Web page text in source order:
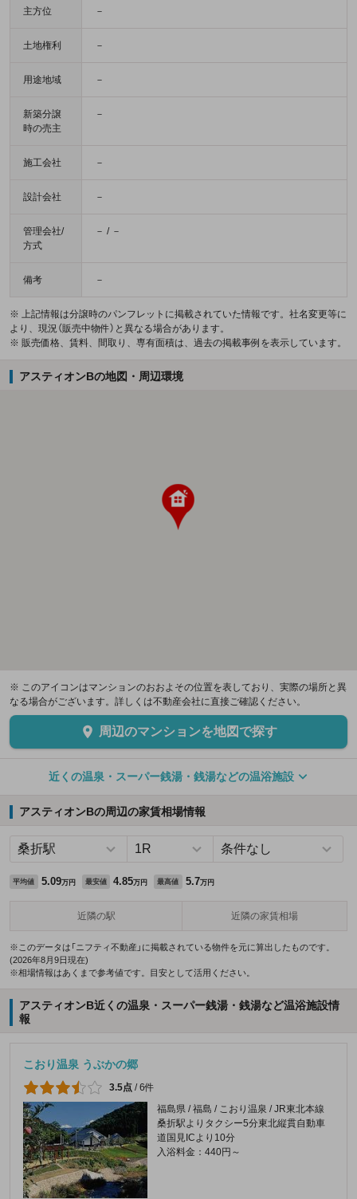
主方位 －
土地権利 －
用途地域 －
新築分譲
時の売主
－
施工会社 －
設計会社 －
管理会社/
方式
－ / －
備考 －
※ 上記情報は分譲時のパンフレットに掲載されていた情報です。社名変更等に
より、現況（販売中物件）と異なる場合があります。
※ 販売価格、賃料、間取り、専有面積は、過去の掲載事例を表示しています。
アスティオンBの地図・周辺環境
※ このアイコンはマンションのおおよその位置を表しており、実際の場所と異
なる場合がございます。詳しくは不動産会社に直接ご確認ください。
周辺のマンションを地図で探す
近くの温泉・スーパー銭湯・銭湯などの温浴施設
アスティオンBの周辺の家賃相場情報
平均値 5.09万円 最安値 4.85万円 最高値 5.7万円
近隣の駅 近隣の家賃相場
※このデータは「ニフティ不動産」に掲載されている物件を元に算出したものです。
(2026年8月9日現在)
※相場情報はあくまで参考値です。目安として活用ください。
アスティオンB近くの温泉・スーパー銭湯・銭湯など温浴施設情
報
こおり温泉 うぶかの郷
3.5点 /6件
福島県 / 福島 / こおり温泉 / JR東北本線
桑折駅よりタクシー5分東北縦貫自動車
道国見ICより10分
入浴料金：440円～